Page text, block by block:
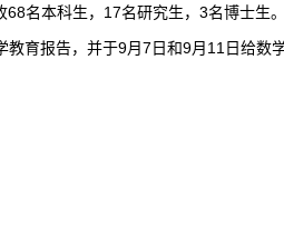
68名本科生，17名研究生，3名博士生
教育报告，并于9月7日和9月11日给数